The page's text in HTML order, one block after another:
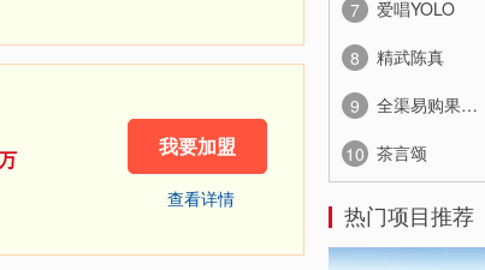
我要加盟
查看详情
7 爱唱YOLO
8 精武陈真
9 全渠易购果蔬机
10 茶言颂
热门项目推荐